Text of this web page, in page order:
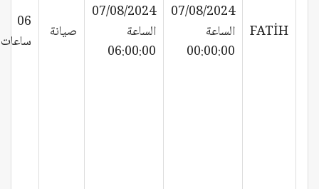
FATİH
07/08/2024
الساعة
00:00:00
07/08/2024
الساعة
06:00:00
صيانة
06
ساعات